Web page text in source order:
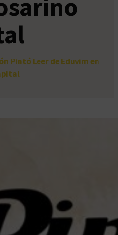
Pintó Leer de Eduvim en